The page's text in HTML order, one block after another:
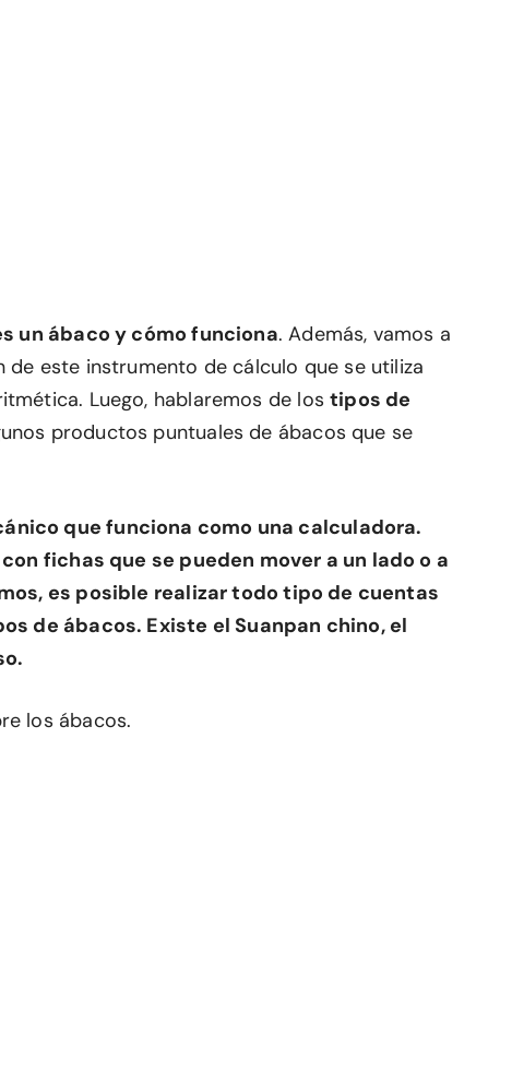
un ábaco y cómo funciona. Además, vamos a
este instrumento de cálculo que se utiliza
Luego, hablaremos de lostipos de
productos puntuales de ábacos que se
que funciona como una calculadora.
fichas que se pueden mover a un lado o a
es posible realizar todo tipo de cuentas
de ábacos. Existe el Suanpan chino, el
los ábacos.